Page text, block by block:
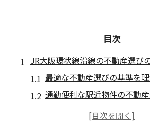
目次
JR大阪環状線沿線の不動産選び
最適な不動産選びの基準を
通勤便利な駅近物件の不動
不動産市場のトレンドを把握